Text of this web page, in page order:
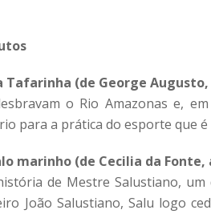
Tafarinha (de George Augusto,
o Rio Amazonas e,
para a prática do esporte que
marinho (de Cecilia da Fonte,
de Mestre Salustiano,
João Salustiano, Salu logo